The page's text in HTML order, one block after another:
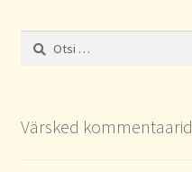
Otsi:
Värsked kommentaarid